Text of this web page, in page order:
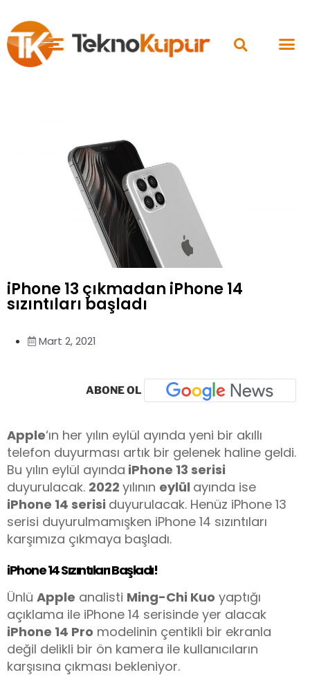
iPhone 13 çıkmadan iPhone 14
sızıntıları başladı
Mart 2, 2021
ABONE OL
Apple‘ın her yılın eylül ayında yeni bir akıllı
telefon duyurması artık bir gelenek haline geldi.
Bu yılın eylül ayında iPhone 13 serisi
duyurulacak. 2022 yılının eylül ayında ise
iPhone 14 serisi duyurulacak. Henüz iPhone 13
serisi duyurulmamışken iPhone 14 sızıntıları
karşımıza çıkmaya başladı.
iPhone 14 Sızıntıları Başladı!
Ünlü Apple analisti Ming-Chi Kuo yaptığı
açıklama ile iPhone 14 serisinde yer alacak
iPhone 14 Pro modelinin çentikli bir ekranla
değil delikli bir ön kamera ile kullanıcıların
karşısına çıkması bekleniyor.